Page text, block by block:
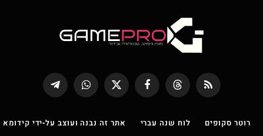
RSS
Threads פייסבוק
X
(טוויטר)
WhatsApp
Telegram
רוטר סקופים לוח שנה עברי אתר זה נבנה ועוצב על-ידי קידומא